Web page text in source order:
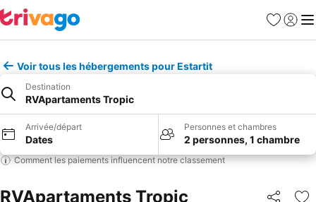
Favoris
Se
Voir tous les hébergements pour Estartit
Destination
RVApartaments Tropic
Arrivée/départ
Dates
Personnes et chambres
2 personnes, 1 chambre
Comment les paiements influencent notre classement
RVApartaments Tropic